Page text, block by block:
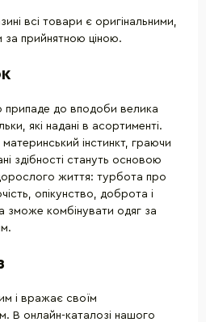
всі товари є оригінальними,
за прийнятною ціною.
припаде до вподоби велика
які надані в асортименті.
інстинкт, граючи
здібності стануть основою
життя: турбота про
опікунство, доброта і
зможе комбінувати одяг за
і вражає своїм
В онлайн-каталозі нашого